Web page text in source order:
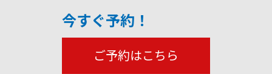
今すぐ予約！
ご予約はこちら